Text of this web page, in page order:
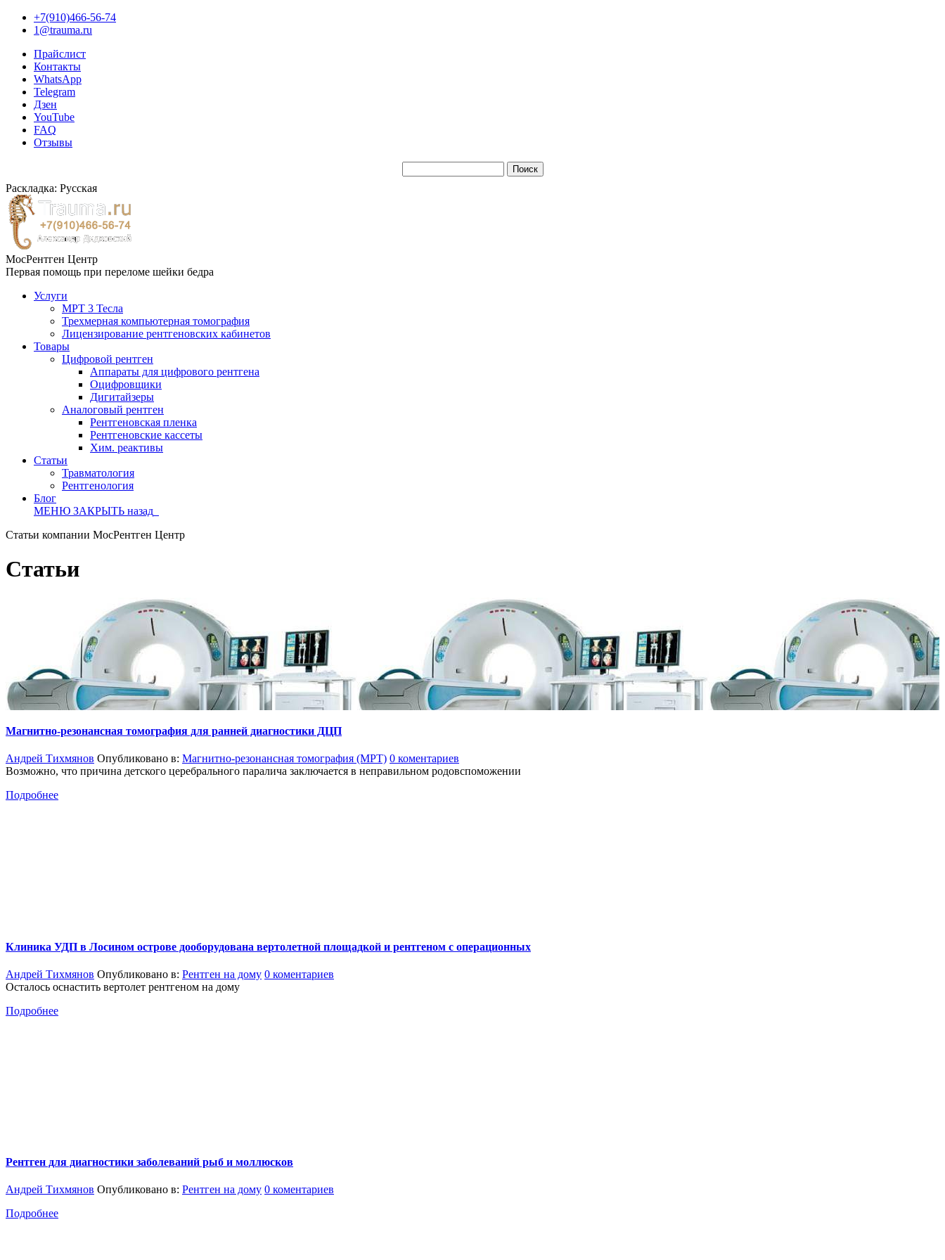
+7(910)466-56-74
1@trauma.ru
Прайслист
Контакты
WhatsApp
Telegram
Дзен
YouTube
FAQ
Отзывы
Раскладка: Русская
МосРентген Центр
Первая помощь при переломе шейки бедра
Услуги
МРТ 3 Тесла
Трехмерная компьютерная томография
Лицензирование рентгеновских кабинетов
Товары
Цифровой рентген
Аппараты для цифрового рентгена
Оцифровщики
Дигитайзеры
Аналоговый рентген
Рентгеновская пленка
Рентгеновские кассеты
Хим. реактивы
Статьи
Травматология
Рентгенология
Блог
МЕНЮ ЗАКРЫТЬ назад
Статьи компании МосРентген Центр
Статьи
Магнитно-резонансная томография для ранней диагностики ДЦП
Андрей Тихмянов Опубликовано в: Магнитно-резонансная томография (МРТ) 0 коментариев
Возможно, что причина детского церебрального паралича заключается в неправильном родовспоможении
Подробнее
Клиника УДП в Лосином острове дооборудована вертолетной площадкой и рентгеном с операционных
Андрей Тихмянов Опубликовано в: Рентген на дому 0 коментариев
Осталось оснастить вертолет рентгеном на дому
Подробнее
Рентген для диагностики заболеваний рыб и моллюсков
Андрей Тихмянов Опубликовано в: Рентген на дому 0 коментариев
Подробнее